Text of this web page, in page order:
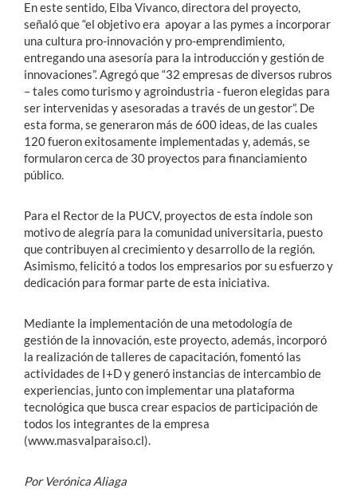
En este sentido, Elba Vivanco, directora del proyecto,
señaló que “el objetivo era apoyar a las pymes a incorporar
una cultura pro-innovación y pro-emprendimiento,
entregando una asesoría para la introducción y gestión de
innovaciones”. Agregó que “32 empresas de diversos rubros
– tales como turismo y agroindustria - fueron elegidas para
ser intervenidas y asesoradas a través de un gestor”. De
esta forma, se generaron más de 600 ideas, de las cuales
120 fueron exitosamente implementadas y, además, se
formularon cerca de 30 proyectos para financiamiento
público.
Para el Rector de la PUCV, proyectos de esta índole son
motivo de alegría para la comunidad universitaria, puesto
que contribuyen al crecimiento y desarrollo de la región.
Asimismo, felicitó a todos los empresarios por su esfuerzo y
dedicación para formar parte de esta iniciativa.
Mediante la implementación de una metodología de
gestión de la innovación, este proyecto, además, incorporó
la realización de talleres de capacitación, fomentó las
actividades de I+D y generó instancias de intercambio de
experiencias, junto con implementar una plataforma
tecnológica que busca crear espacios de participación de
todos los integrantes de la empresa
(www.masvalparaiso.cl).
Por Verónica Aliaga